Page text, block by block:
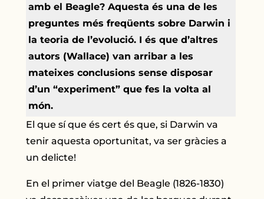
amb el Beagle? Aquesta és una de les
preguntes més freqüents sobre Darwin i
la teoria de l’evolució. I és que d’altres
autors (Wallace) van arribar a les
mateixes conclusions sense disposar
d’un “experiment” que fes la volta al
món.
El que sí que és cert és que, si Darwin va
tenir aquesta oportunitat, va ser gràcies a
un delicte!
En el primer viatge del Beagle (1826-1830)